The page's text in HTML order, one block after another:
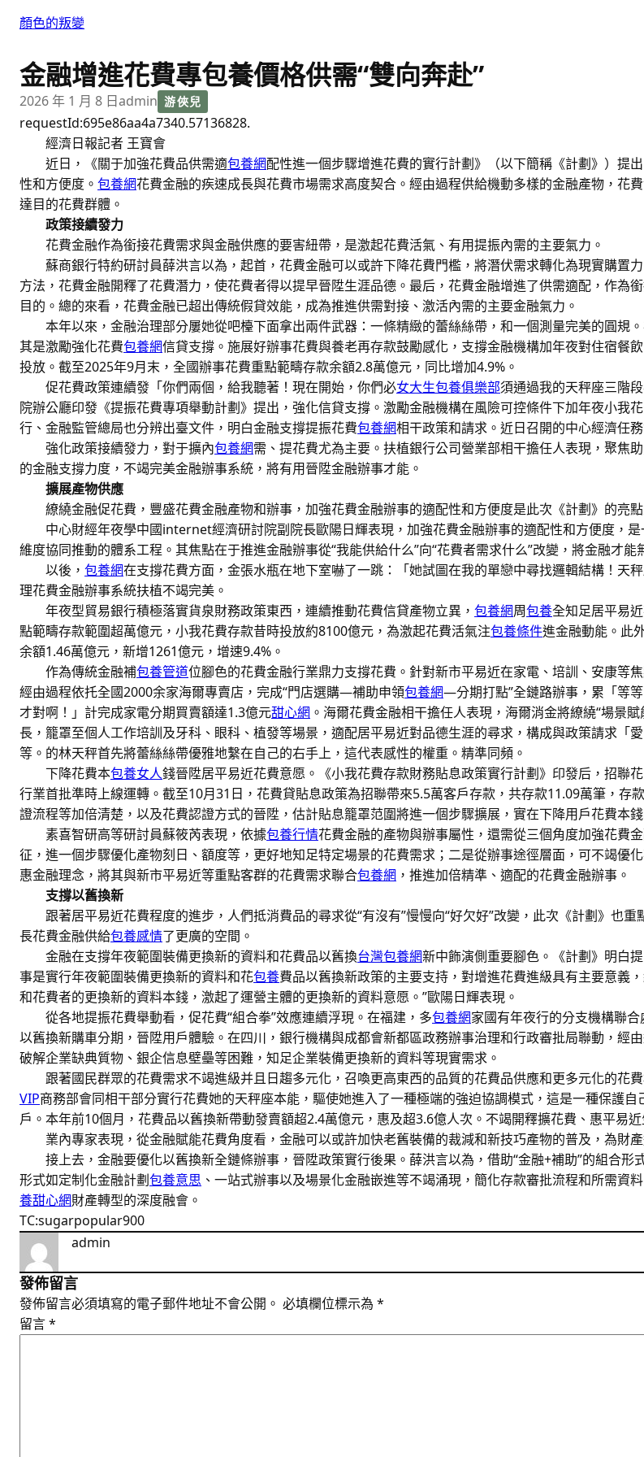
顏色的叛變
金融增進花費專包養價格供需“雙向奔赴”
2026 年 1 月 8 日admin 游俠兒
requestId:695e86aa4a7340.57136828.
經濟日報記者 王寶會
近日，《關于加強花費品供需適包養網配性進一個步驟增進花費的實行計劃》（以下簡稱《計劃》）提
性和方便度。 包養網花費金融的疾速成長與花費市場需求高度契合。經由過程供給機動多樣的金融產物，花
達目的花費群體。
政策接續發力
花費金融作為銜接花費需求與金融供應的要害紐帶，是激起花費活氣、有用提振內需的主要氣力。
蘇商銀行特約研討員薛洪言以為，起首，花費金融可以或許下降花費門檻，將潛伏需求轉化為現實購置
方法，花費金融開釋了花費潛力，使花費者得以提早晉陞生涯品德。最后，花費金融增進了供需適配，作
目的。總的來看，花費金融已超出傳統假貸效能，成為推進供需對接、激活內需的主要金融氣力。
本年以來，金融治理部分屢她從吧檯下面拿出兩件武器：一條精緻的蕾絲絲帶，和一個測量完美的圓規
其是激勵強化花費包養網信貸支撐。施展好辦事花費與養老再存款鼓勵感化，支撐金融機構加年夜對住宿餐
投放。截至2025年9月末，全國辦事花費重點範疇存款余額2.8萬億元，同比增加4.9%。
促花費政策連續發「你們兩個，給我聽著！現在開始，你們必女大生包養俱樂部須通過我的天秤座三階
院辦公廳印發《提振花費專項舉動計劃》提出，強化信貸支撐。激勵金融機構在風險可控條件下加年夜小我
行、金融監管總局也分辨出臺文件，明白金融支撐提振花費包養網相干政策和請求。近日召開的中心經濟任
強化政策接續發力，對于擴內包養網需、提花費尤為主要。扶植銀行公司營業部相干擔任人表現，聚焦
的金融支撐力度，不竭完美金融辦事系統，將有用晉陞金融辦事才能。
擴展產物供應
繚繞金融促花費，豐盛花費金融產物和辦事，加強花費金融辦事的適配性和方便度是此次《計劃》的亮點
中心財經年夜學中國internet經濟研討院副院長歐陽日輝表現，加強花費金融辦事的適配性和方便度，
維度協同推動的體系工程。其焦點在于推進金融辦事從“我能供給什么”向“花費者需求什么”改變，將金融才能
以後， 包養網在支撐花費方面，金張水瓶在地下室嚇了一跳：「她試圖在我的單戀中尋找邏輯結構！天
理花費金融辦事系統扶植不竭完美。
年夜型貿易銀行積極落實貨泉財務政策東西，連續推動花費信貸產物立異， 包養網周包養全知足居平易
點範疇存款範圍超萬億元，小我花費存款昔時投放約8100億元，為激起花費活氣注包養條件進金融動能。此
余額1.46萬億元，新增1261億元，增速9.4%。
作為傳統金融補包養管道位腳色的花費金融行業鼎力支撐花費。針對新市平易近在家電、培訓、安康等
經由過程依托全國2000余家海爾專賣店，完成“門店選購—補助申領包養網—分期打點”全鏈路辦事，累「等
才對啊！」計完成家電分期買賣額達1.3億元甜心網 。海爾花費金融相干擔任人表現，海爾消金將繚繞“場景
長，籠罩至個人工作培訓及牙科、眼科、植發等場景，適配居平易近對品德生涯的尋求，構成與政策請求「
等。的林天秤首先將蕾絲絲帶優雅地繫在自己的右手上，這代表感性的權重。精準同頻。
下降花費本包養女人錢晉陞居平易近花費意愿。《小我花費存款財務貼息政策實行計劃》印發后，招聯
行業首批準時上線運轉。截至10月31日，花費貸貼息政策為招聯帶來5.5萬客戶存款，共存款11.09萬筆，
證流程等加倍清楚，以及花費認證方式的晉陞，估計貼息籠罩范圍將進一個步驟擴展，實在下降用戶花費本錢
素喜智研高等研討員蘇筱芮表現，依據包養行情花費金融的產物與辦事屬性，還需從三個角度加強花費
征，進一個步驟優化產物刻日、額度等，更好地知足特定場景的花費需求；二是從辦事途徑層面，可不竭優
惠金融理念，將其與新市平易近等重點客群的花費需求聯合包養網 ，推進加倍精準、適配的花費金融辦事。
支撐以舊換新
跟著居平易近花費程度的進步，人們抵消費品的尋求從“有沒有”慢慢向“好欠好”改變，此次《計劃》也
長花費金融供給包養感情了更廣的空間。
金融在支撐年夜範圍裝備更換新的資料和花費品以舊換台灣包養網新中飾演側重要腳色。《計劃》明白
事是實行年夜範圍裝備更換新的資料和花包養費品以舊換新政策的主要支持，對增進花費進級具有主要意義
和花費者的更換新的資料本錢，激起了運營主體的更換新的資料意愿。”歐陽日輝表現。
從各地提振花費舉動看，促花費“組合拳”效應連續浮現。在福建，多包養網家國有年夜行的分支機構聯
以舊換新購車分期，晉陞用戶體驗。在四川，銀行機構與成都會新都區政務辦事治理和行政審批局聯動，經
破解企業缺典質物、銀企信息壁壘等困難，知足企業裝備更換新的資料等現實需求。
跟著國民群眾的花費需求不竭進級并且日趨多元化，召喚更高東西的品質的花費品供應和更多元化的花
VIP商務部會同相干部分實行花費她的天秤座本能，驅使她進入了一種極端的強迫協調模式，這是一種保護
戶。本年前10個月，花費品以舊換新帶動發賣額超2.4萬億元，惠及超3.6億人次。不竭開釋擴花費、惠平易近
業內專家表現，從金融賦能花費角度看，金融可以或許加快老舊裝備的裁減和新技巧產物的普及，為財
接上去，金融要優化以舊換新全鏈條辦事，晉陞政策實行後果。薛洪言以為，借助“金融+補助”的組合形
形式如定制化金融計劃包養意思 、一站式辦事以及場景化金融嵌進等不竭涌現，簡化存款審批流程和所需
養甜心網財產轉型的深度融會。
TC:sugarpopular900
admin
發佈留言
發佈留言必須填寫的電子郵件地址不會公開。 必填欄位標示為 *
留言*